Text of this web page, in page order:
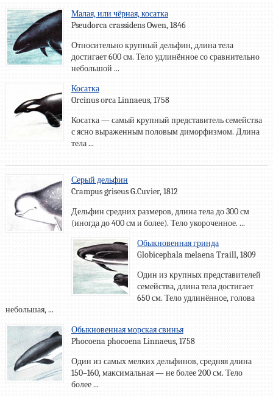
Малая, или чёрная, косатка
Pseudorca crassidens Owen, 1846
Относительно крупный дельфин, длина тела
достигает 600 см. Тело удлинённое со сравнительно
небольшой ...
Косатка
Orcinus оrcа Linnaeus, 1758
Косатка — самый крупный представитель семейства
с ясно выраженным половым диморфизмом. Длина
тела ...
Серый дельфин
Crampus griseus G.Cuvier, 1812
Дельфин средних размеров, длина тела до 300 см
(иногда до 400 см и более). Тело укороченное. ...
Обыкновенная гринда
Globicephala melaena Traill, 1809
Один из крупных представителей
семейства, длина тела достигает
650 см. Тело удлинённое, голова
небольшая, ...
Обыкновенная морская свинья
Phocoena phocoena Linnaeus, 1758
Один из самых мелких дельфинов, средняя длина
150–160, максимальная — не более 200 см. Тело
более ...